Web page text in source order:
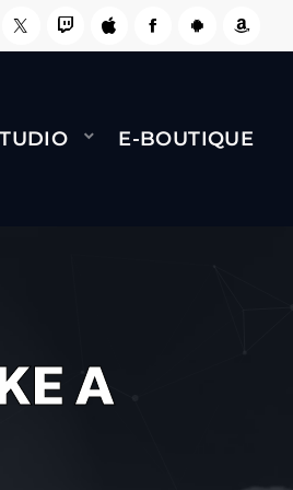
BERNARD MINET - FLY
E-BOUTIQUE
A